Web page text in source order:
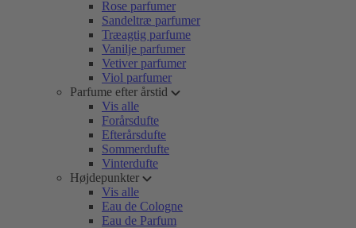
Rose parfumer
Sandeltræ parfumer
Træagtig parfume
Vanilje parfumer
Vetiver parfumer
Viol parfumer
Parfume efter årstid
Vis alle
Forårsdufte
Efterårsdufte
Sommerdufte
Vinterdufte
Højdepunkter
Vis alle
Eau de Cologne
Eau de Parfum